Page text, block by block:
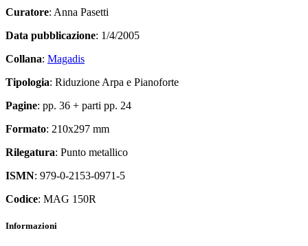
Curatore: Anna Pasetti
Data pubblicazione: 1/4/2005
Collana: Magadis
Tipologia: Riduzione Arpa e Pianoforte
Pagine: pp. 36 + parti pp. 24
Formato: 210x297 mm
Rilegatura: Punto metallico
ISMN: 979-0-2153-0971-5
Codice: MAG 150R
Informazioni